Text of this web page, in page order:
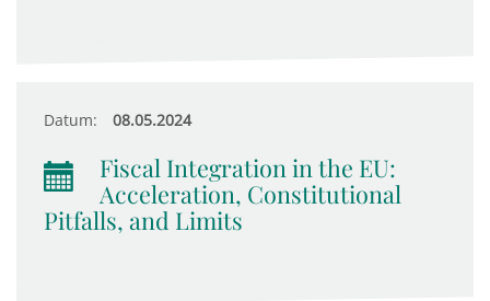
Datum: 08.05.2024
Fiscal Integration in the EU:
Acceleration, Constitutional
Pitfalls, and Limits